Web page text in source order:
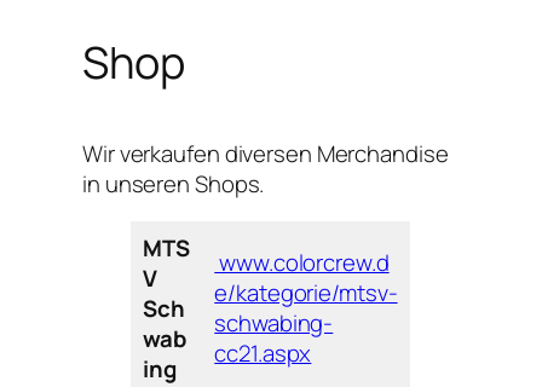
Shop
Wir verkaufen diversen Merchandise
in unseren Shops.
MTS
V
Sch
wab
ing
www.colorcrew.d
e/kategorie/mtsv-
schwabing-
cc21.aspx